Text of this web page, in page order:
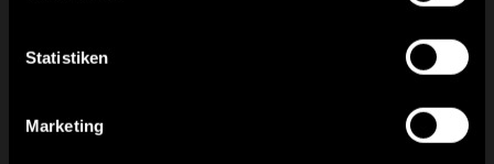
Statistiken
Marketing